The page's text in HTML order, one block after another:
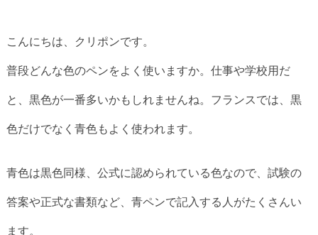
こんにちは、クリポンです。
普段どんな色のペンをよく使いますか。仕事や学校用だ
と、黒色が一番多いかもしれませんね。フランスでは、黒
色だけでなく青色もよく使われます。
青色は黒色同様、公式に認められている色なので、試験の
答案や正式な書類など、青ペンで記入する人がたくさんい
ます。